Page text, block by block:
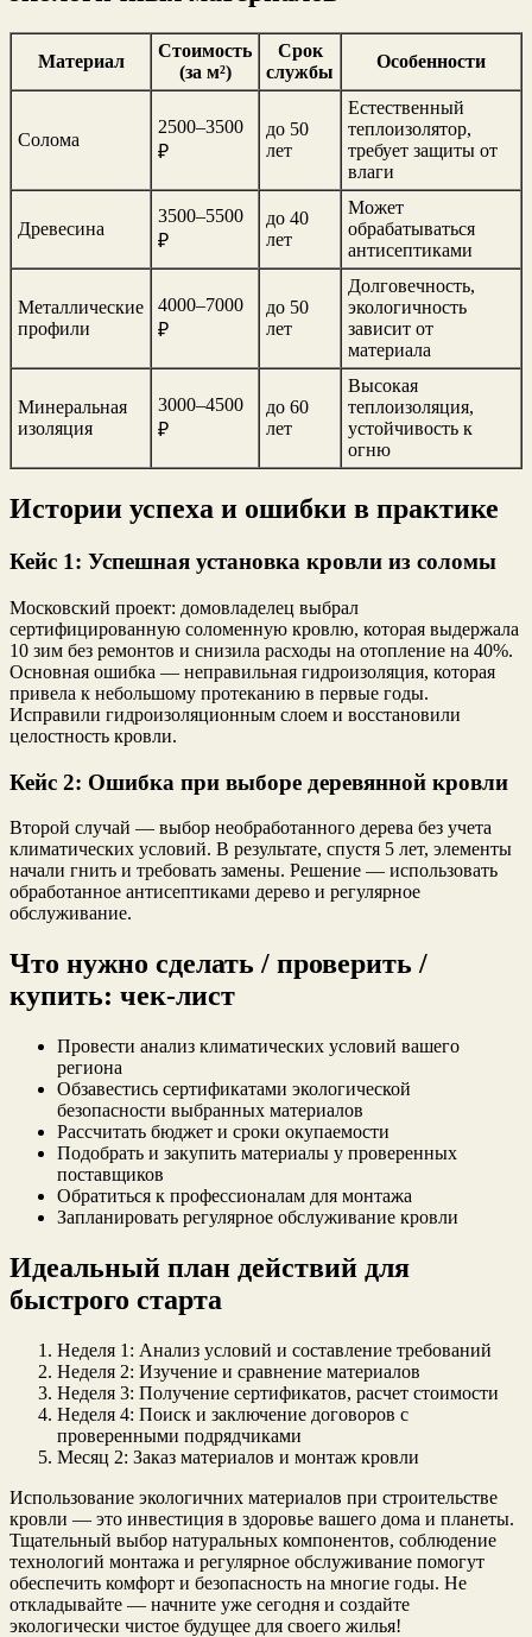
Материал
Стоимость
(за м²)
Срок
службы
Особенности
Солома
2500–3500
₽
до 50
лет
Естественный
теплоизолятор,
требует защиты от
влаги
Древесина
3500–5500
₽
до 40
лет
Может
обрабатываться
антисептиками
Металлические
профили
4000–7000
₽
до 50
лет
Долговечность,
экологичность
зависит от
материала
Минеральная
изоляция
3000–4500
₽
до 60
лет
Высокая
теплоизоляция,
устойчивость к
огню
Истории успеха и ошибки в практике
Кейс 1: Успешная установка кровли из соломы
Московский проект: домовладелец выбрал
сертифицированную соломенную кровлю, которая выдержала
10 зим без ремонтов и снизила расходы на отопление на 40%.
Основная ошибка — неправильная гидроизоляция, которая
привела к небольшому протеканию в первые годы.
Исправили гидроизоляционным слоем и восстановили
целостность кровли.
Кейс 2: Ошибка при выборе деревянной кровли
Второй случай — выбор необработанного дерева без учета
климатических условий. В результате, спустя 5 лет, элементы
начали гнить и требовать замены. Решение — использовать
обработанное антисептиками дерево и регулярное
обслуживание.
Что нужно сделать / проверить /
купить: чек-лист
Провести анализ климатических условий вашего
региона
Обзавестись сертификатами экологической
безопасности выбранных материалов
Рассчитать бюджет и сроки окупаемости
Подобрать и закупить материалы у проверенных
поставщиков
Обратиться к профессионалам для монтажа
Запланировать регулярное обслуживание кровли
Идеальный план действий для
быстрого старта
Неделя 1: Анализ условий и составление требований
Неделя 2: Изучение и сравнение материалов
Неделя 3: Получение сертификатов, расчет стоимости
Неделя 4: Поиск и заключение договоров с
проверенными подрядчиками
Месяц 2: Заказ материалов и монтаж кровли
Использование экологичних материалов при строительстве
кровли — это инвестиция в здоровье вашего дома и планеты.
Тщательный выбор натуральных компонентов, соблюдение
технологий монтажа и регулярное обслуживание помогут
обеспечить комфорт и безопасность на многие годы. Не
откладывайте — начните уже сегодня и создайте
экологически чистое будущее для своего жилья!